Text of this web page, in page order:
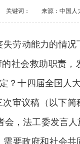
关键词： 来源：中国人
动能力的情况
社会救助职责，
？十四届全国人
审议稿（以下
，法工委发言
要政府和社会